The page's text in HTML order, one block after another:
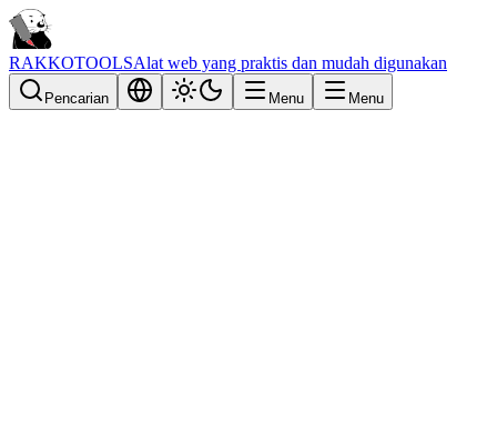
RAKKOTOOLSAlat web yang praktis dan mudah digunakan
Pencarian Menu Menu